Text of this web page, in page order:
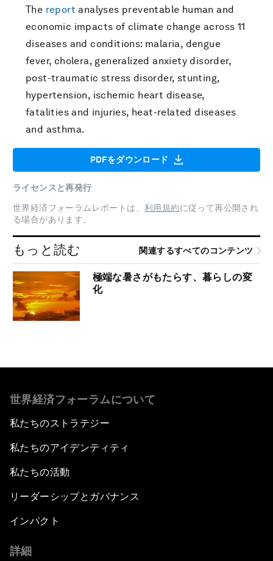
The reportanalyses preventable human and
economic impacts of climate change across 11
diseases and conditions: malaria, dengue
fever, cholera, generalized anxiety disorder,
post-traumatic stress disorder, stunting,
hypertension, ischemic heart disease,
fatalities and injuries, heat-related diseases
and asthma.
PDFをダウンロード
ライセンスと再発行
世界経済フォーラムレポートは、 利用規約に従って再公開され
る場合があります。
もっと読む 関連するすべてのコンテンツ
極端な暑さがもたらす、暮らしの変
化
世界経済フォーラムについて
私たちのストラテジー
私たちのアイデンティティ
私たちの活動
リーダーシップとガバナンス
インパクト
詳細